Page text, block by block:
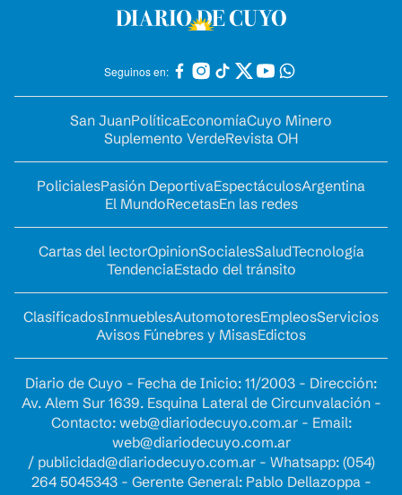
Seguinos en:
San JuanPolíticaEconomíaCuyo Minero
Suplemento VerdeRevista OH
PolicialesPasión DeportivaEspectáculosArgentina
El MundoRecetasEn las redes
Cartas del lectorOpinionSocialesSaludTecnología
TendenciaEstado del tránsito
ClasificadosInmueblesAutomotoresEmpleosServicios
Avisos Fúnebres y MisasEdictos
Diario de Cuyo - Fecha de Inicio: 11/2003 - Dirección:
Av. Alem Sur 1639. Esquina Lateral de Circunvalación -
Contacto: web@diariodecuyo.com.ar- Email:
web@diariodecuyo.com.ar
/ publicidad@diariodecuyo.com.ar- Whatsapp: (054)
264 5045343 - Gerente General: Pablo Dellazoppa -